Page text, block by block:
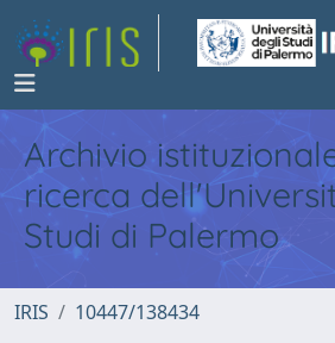
Archivio
ricerca
Studi di Palermo
IRIS 10447/138434